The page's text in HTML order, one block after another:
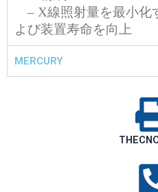
– X線照射量を最小化
よび装置寿命を向上
MERCURY